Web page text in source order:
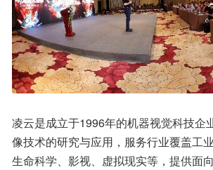
凌云是成立于1996年的机器视觉科技企
像技术的研究与应用，服务行业覆盖工
生命科学、影视、虚拟现实等，提供面